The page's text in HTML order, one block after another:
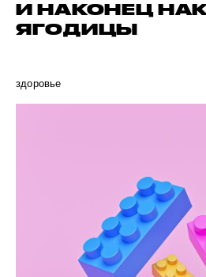
И НАКОНЕЦ
ЯГОДИЦЫ
здоровье